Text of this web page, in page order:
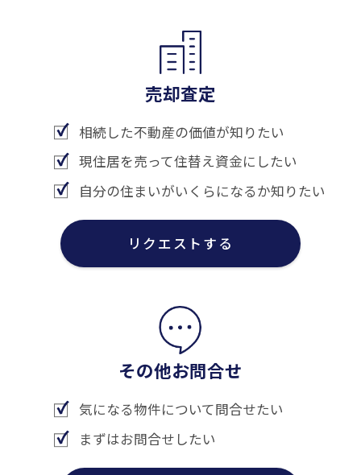
売却査定
相続した不動産の価値が知りたい
現住居を売って住替え資金にしたい
自分の住まいがいくらになるか知りたい
リクエストする
その他お問合せ
気になる物件について問合せたい
まずはお問合せしたい